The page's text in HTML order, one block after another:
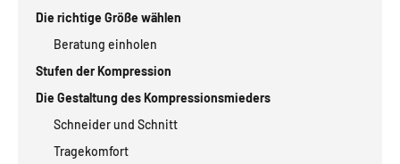
Die richtige Größe wählen
Beratung einholen
Stufen der Kompression
Die Gestaltung des Kompressionsmieders
Schneider und Schnitt
Tragekomfort